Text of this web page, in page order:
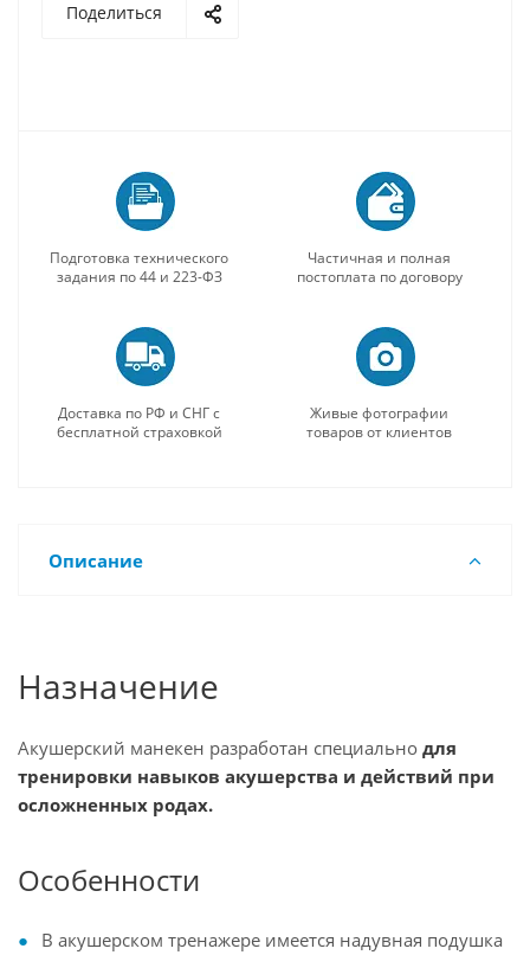
Поделиться
Подготовка технического
задания по 44 и 223-ФЗ
Частичная и полная
постоплата по договору
Доставка по РФ и СНГ с
бесплатной страховкой
Живые фотографии
товаров от клиентов
Описание
Назначение
Акушерский манекен разработан специально для
тренировки навыков акушерства и действий при
осложненных родах.
Особенности
В акушерском тренажере имеется надувная подушка